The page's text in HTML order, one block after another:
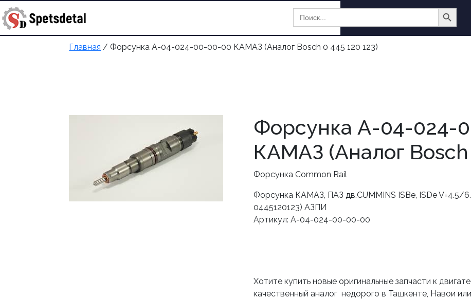
Search
for:
Search Button
Главная / Форсунка А-04-024-00-00-00 КАМАЗ (Аналог Bosch 0 445 120 123)
Форсунка А-04-024-
КАМАЗ (Аналог Bosch
Форсунка Common Rail
Форсунка КАМАЗ, ПАЗ дв.CUMMINS ISBe, ISDe V=4.5/
0445120123) АЗПИ
Артикул: А-04-024-00-00-00
Хотите купить новые оригинальные запчасти к
качественный аналог недорого в Ташкенте, Навои